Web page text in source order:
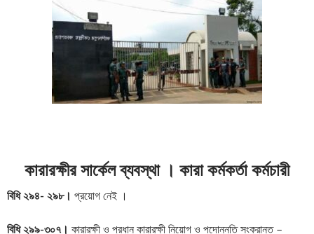
কারারক্ষীর সার্কেল ব্যবস্থা । কারা কর্মকর্তা কর্মচারী
বিধি ২৯৪- ২৯৮। প্রয়োগ নেই ।
বিধি ২৯৯-৩০৭। কারারক্ষী ও প্রধান কারারক্ষী নিয়োগ ও পদোন্নতি সংক্রান্ত –